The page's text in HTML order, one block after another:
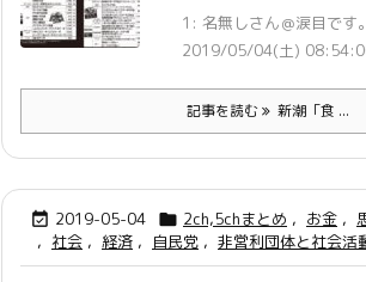
1: 名無しさん＠涙目です
2019/05/04(土)
記事を読む 新潮「食 ...
 2019-05-04  2ch,5chまとめ , お金 ,
, 社会 , 経済 , 自民党 , 非営利団体と社会活